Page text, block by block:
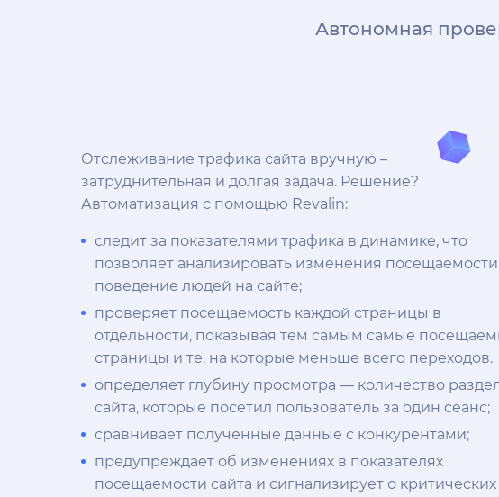
Автономная
Отслеживание трафика сайта вручную –
затруднительная и долгая задача. Решение?
Автоматизация с помощью Revalin:
следит за показателями трафика в динамике, что
позволяет анализировать изменения
поведение людей на сайте;
проверяет посещаемость каждой страницы в
отдельности, показывая тем самым самые
страницы и те, на которые меньше всего переходов.
определяет глубину просмотра — количество
сайта, которые посетил пользователь за один сеанс;
сравнивает полученные данные с конкурентами;
предупреждает об изменениях в показателях
посещаемости сайта и сигнализирует о критических